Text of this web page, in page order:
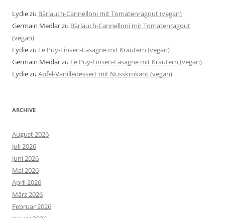
Lydiezu Bärlauch-Cannelloni mit Tomatenragout (vegan)
Germain Medlarzu Bärlauch-Cannelloni mit Tomatenragout
(vegan)
Lydiezu Le Puy-Linsen-Lasagne mit Kräutern (vegan)
Germain Medlarzu Le Puy-Linsen-Lasagne mit Kräutern (vegan)
Lydiezu Apfel-Vanilledessert mit Nusskrokant (vegan)
ARCHIVE
August 2026
Juli 2026
Juni 2026
Mai 2026
April 2026
März 2026
Februar 2026